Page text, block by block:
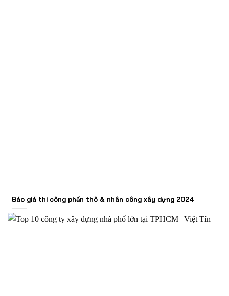
Báo giá thi công phần thô & nhân công xây dựng 2024